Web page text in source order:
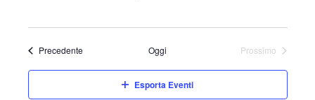
PrecedenteEventi Oggi
Prossimo
Esporta Eventi